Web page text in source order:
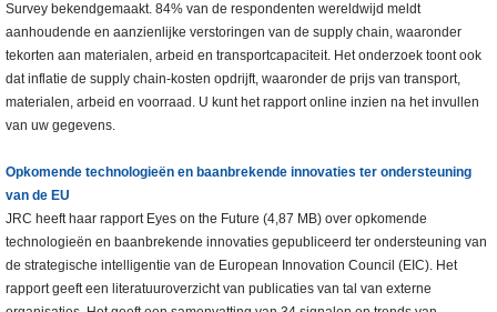
Survey bekendgemaakt. 84% van de respondenten wereldwijd meldt
aanhoudende en aanzienlijke verstoringen van de supply chain, waaronder
tekorten aan materialen, arbeid en transportcapaciteit. Het onderzoek toont ook
dat inflatie de supply chain-kosten opdrijft, waaronder de prijs van transport,
materialen, arbeid en voorraad. U kunt het rapport online inzien na het invullen
van uw gegevens.
Opkomende technologieën en baanbrekende innovaties ter ondersteuning
van de EU
JRC heeft haar rapport Eyes on the Future (4,87 MB) over opkomende
technologieën en baanbrekende innovaties gepubliceerd ter ondersteuning van
de strategische intelligentie van de European Innovation Council (EIC). Het
rapport geeft een literatuuroverzicht van publicaties van tal van externe